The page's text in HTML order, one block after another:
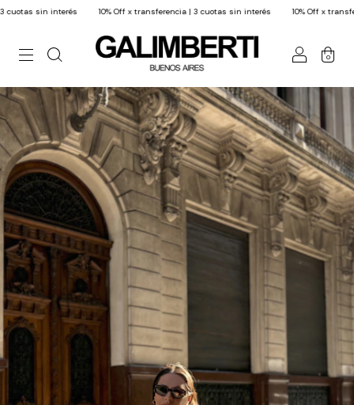
10% Off x transferencia | 3 cuotas sin interés 10% Off x transferencia | 3
0